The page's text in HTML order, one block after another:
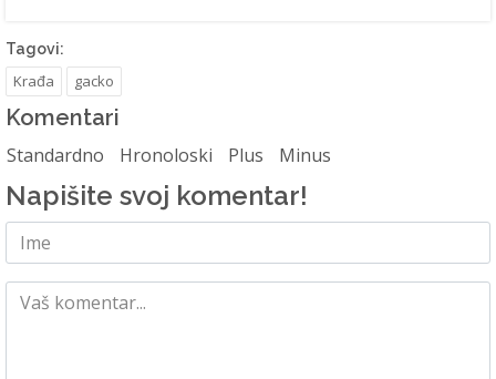
Tagovi:
Krađa gacko
Komentari
Standardno Hronoloski Plus Minus
Napišite svoj komentar!